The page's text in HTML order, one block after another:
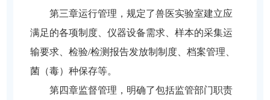
第三章运行管理，规定了兽医实验室建立应
满足的各项制度、仪器设备需求、样本的采集运
输要求、检验/检测报告发放制制度、档案管理、
菌（毒）种保存等。
第四章监督管理，明确了包括监管部门职责